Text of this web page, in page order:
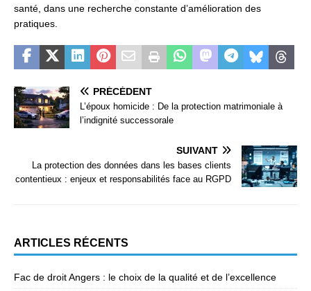
santé, dans une recherche constante d’amélioration des
pratiques.
PRÉCÉDENT
L’époux homicide : De la protection matrimoniale à
l’indignité successorale
SUIVANT
La protection des données dans les bases clients
contentieux : enjeux et responsabilités face au RGPD
ARTICLES RÉCENTS
Fac de droit Angers : le choix de la qualité et de l’excellence